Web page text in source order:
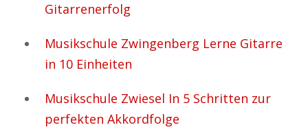
Gitarrenerfolg
Musikschule Zwingenberg Lerne Gitarre
in 10 Einheiten
Musikschule Zwiesel In 5 Schritten zur
perfekten Akkordfolge